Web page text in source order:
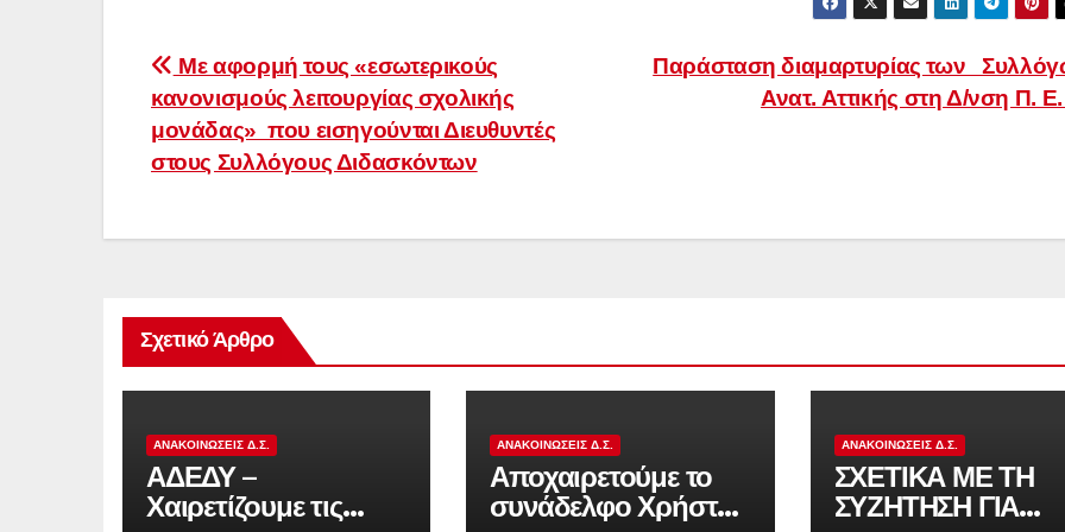
Πλοήγηση
άρθρων
Παράσταση διαμαρτυρίας των
Ανατ. Αττικής στη Δ/νση Π.
Με αφορμή τους «εσωτερικούς
κανονισμούς λειτουργίας σχολικής
μονάδας» που εισηγούνται Διευθυντές
στους Συλλόγους Διδασκόντων
Σχετικό Άρθρο
ΑΝΑΚΟΙΝΏΣΕΙΣ Δ.Σ.
ΑΔΕΔΥ –
Χαιρετίζουμε τις
ΑΝΑΚΟΙΝΏΣΕΙΣ Δ.Σ.
Αποχαιρετούμε το
συνάδελφο Χρήστο
ΑΝΑΚΟΙΝΏΣΕΙΣ Δ.Σ.
ΣΧΕΤΙΚΑ ΜΕ ΤΗ
ΣΥΖΗΤΗΣΗ ΓΙΑ